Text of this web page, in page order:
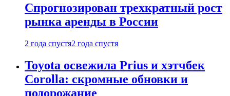
Спрогнозирован трехкратный рост
рынка аренды в России
2 года спустя2 года спустя
Toyota освежила Prius и хэтчбек
Corolla: скромные обновки и
подорожание